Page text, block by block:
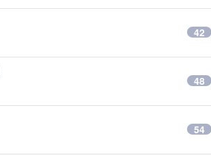
42
48
54